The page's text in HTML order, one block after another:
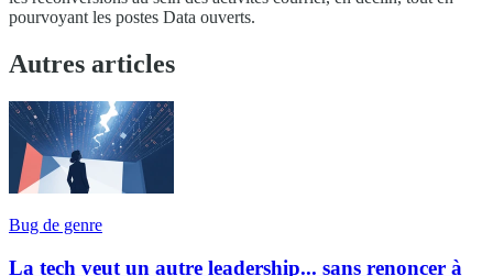
pourvoyant les postes Data ouverts.
Autres articles
Bug de genre
La tech veut un autre leadership... sans renoncer à